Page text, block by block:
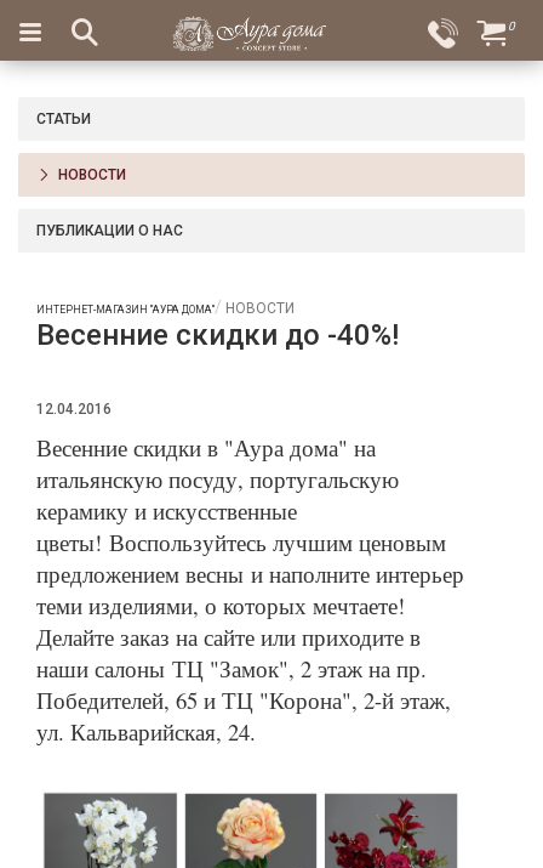
Вход
Избранное
×
Салоны
Доставка
Оплата
Подарки
Ароматы
для
Бар
хрусталь
Посуда
Сервировка
Столовые
приборы
Текстиль
Фарфор
Декор
Бренды
0
СТАТЬИ
НОВОСТИ
ПУБЛИКАЦИИ О НАС
ИНТЕРНЕТ-МАГАЗИН "АУРА ДОМА" НОВОСТИ
Весенние скидки до -40%!
12.04.2016
Весенние скидки в "Аура дома" на
итальянскую посуду, португальскую
керамику и искусственные
цветы! Воспользуйтесь лучшим ценовым
предложением весны и наполните интерьер
теми изделиями, о которых мечтаете!
Делайте заказ на сайте или приходите в
наши салоны ТЦ "Замок", 2 этаж на пр.
Победителей, 65 и ТЦ "Корона", 2-й этаж,
ул. Кальварийская, 24.